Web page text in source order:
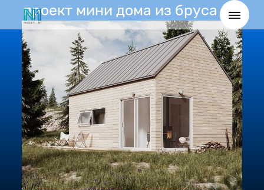
проект мини дома из бруса